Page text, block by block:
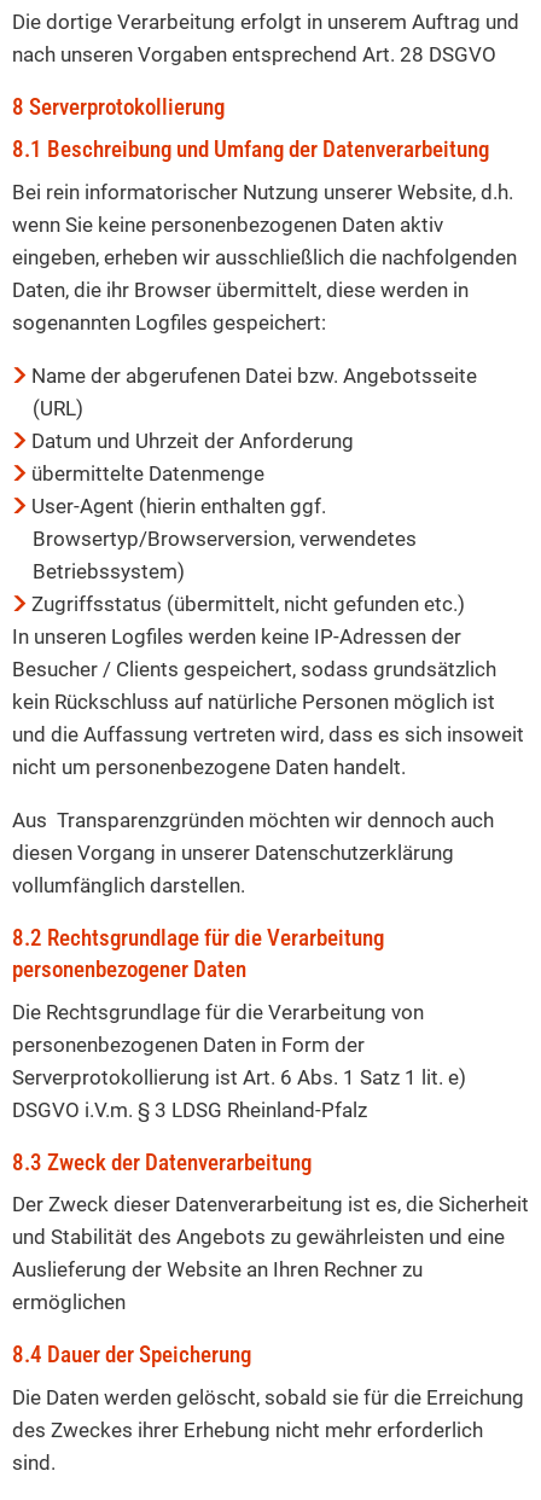
Die dortige Verarbeitung erfolgt in unserem Auftrag und
nach unseren Vorgaben entsprechend Art. 28 DSGVO
8 Serverprotokollierung
8.1 Beschreibung und Umfang der Datenverarbeitung
Bei rein informatorischer Nutzung unserer Website, d.h.
wenn Sie keine personenbezogenen Daten aktiv
eingeben, erheben wir ausschließlich die nachfolgenden
Daten, die ihr Browser übermittelt, diese werden in
sogenannten Logfiles gespeichert:
Name der abgerufenen Datei bzw. Angebotsseite
(URL)
Datum und Uhrzeit der Anforderung
übermittelte Datenmenge
User-Agent (hierin enthalten ggf.
Browsertyp/Browserversion, verwendetes
Betriebssystem)
Zugriffsstatus (übermittelt, nicht gefunden etc.)
In unseren Logfiles werden keine IP-Adressen der
Besucher / Clients gespeichert, sodass grundsätzlich
kein Rückschluss auf natürliche Personen möglich ist
und die Auffassung vertreten wird, dass es sich insoweit
nicht um personenbezogene Daten handelt.
Aus Transparenzgründen möchten wir dennoch auch
diesen Vorgang in unserer Datenschutzerklärung
vollumfänglich darstellen.
8.2 Rechtsgrundlage für die Verarbeitung
personenbezogener Daten
Die Rechtsgrundlage für die Verarbeitung von
personenbezogenen Daten in Form der
Serverprotokollierung ist Art. 6 Abs. 1 Satz 1 lit. e)
DSGVO i.V.m. § 3 LDSG Rheinland-Pfalz
8.3 Zweck der Datenverarbeitung
Der Zweck dieser Datenverarbeitung ist es, die Sicherheit
und Stabilität des Angebots zu gewährleisten und eine
Auslieferung der Website an Ihren Rechner zu
ermöglichen
8.4 Dauer der Speicherung
Die Daten werden gelöscht, sobald sie für die Erreichung
des Zweckes ihrer Erhebung nicht mehr erforderlich
sind.